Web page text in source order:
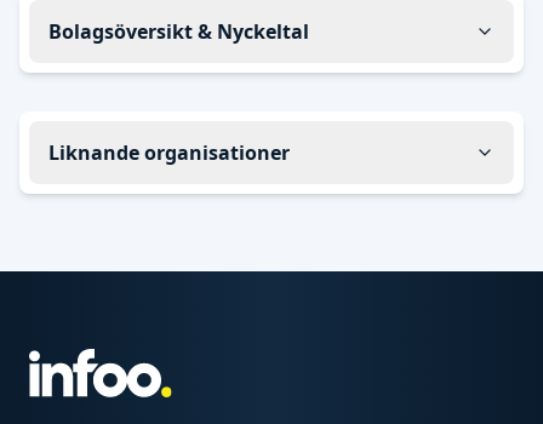
Bolagsöversikt & Nyckeltal
Liknande organisationer